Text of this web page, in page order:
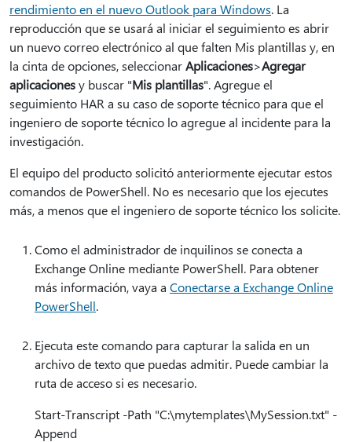
rendimiento en el nuevo Outlook para Windows. La
reproducción que se usará al iniciar el seguimiento es abrir
un nuevo correo electrónico al que falten Mis plantillas y, en
la cinta de opciones, seleccionarAplicaciones>Agregar
aplicacionesy buscar "Mis plantillas". Agregue el
seguimiento HAR a su caso de soporte técnico para que el
ingeniero de soporte técnico lo agregue al incidente para la
investigación.
El equipo del producto solicitó anteriormente ejecutar estos
comandos de PowerShell. No es necesario que los ejecutes
más, a menos que el ingeniero de soporte técnico los solicite.
Como el administrador de inquilinos se conecta a
Exchange Online mediante PowerShell. Para obtener
más información, vaya a Conectarse a Exchange Online
PowerShell.
Ejecuta este comando para capturar la salida en un
archivo de texto que puedas admitir. Puede cambiar la
ruta de acceso si es necesario.
Start-Transcript -Path "C:\mytemplates\MySession.txt" -
Append